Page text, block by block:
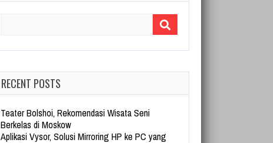
RECENT POSTS
Teater Bolshoi, Rekomendasi Wisata Seni
Berkelas di Moskow
Aplikasi Vysor, Solusi Mirroring HP ke PC yang